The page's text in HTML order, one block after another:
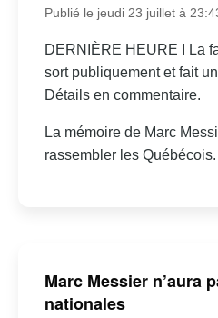
Publié le jeudi 23 juillet à
DERNIÈRE HEURE I La
sort publiquement et fait
Détails en commentaire.
La mémoire de Marc
rassembler les Québécois.
Marc Messier n’aura
nationales